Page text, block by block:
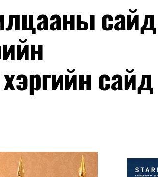
сайд
сайд